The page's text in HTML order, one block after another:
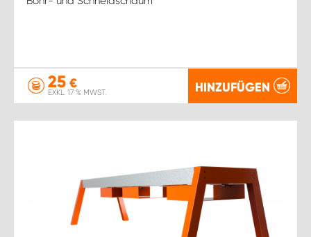
25 €
EXKL. 17 % MWST. HINZUFÜGEN